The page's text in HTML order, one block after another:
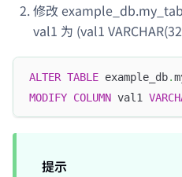
修改
val1 为 (val1
ALTER TABLE example_db.
MODIFY COLUMN val1
提示